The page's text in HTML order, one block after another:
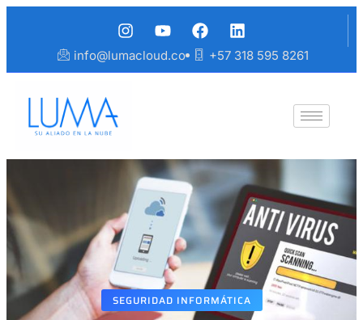
info@lumacloud.co +57 318 595 8261
SEGURIDAD INFORMÁTICA